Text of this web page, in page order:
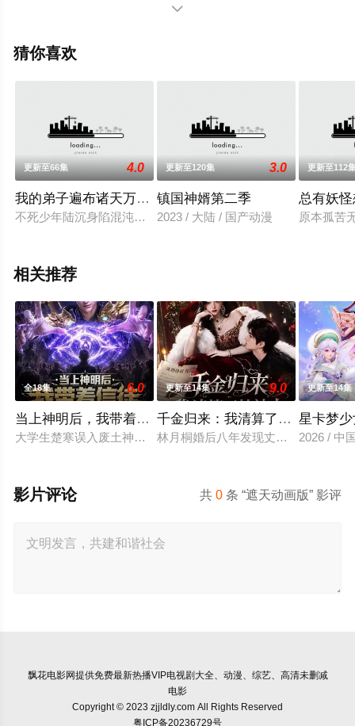
清无删减完整版动漫全集就上飘花影院，更多相关信息可

猜你喜欢
更新至66集 4.0
我的弟子遍布诸天万界动态漫画
不死少年陆沉身陷混沌域绝地百万年，只能依托庞大魂力以神
更新至120集 3.0
镇国神婿第二季
2023 / 大陆 / 国产动漫
更新至112
总有妖
原本孤苦
相关推荐
全18集 6.0
当上神明后，我带着信徒干翻了废土
大学生楚寒误入废土神选游戏，新手保护期即将结束，他急中
更新至14集 9.0
千金归来：我清算了枕边人
林月桐婚后八年发现丈夫顾明轩联合
更新至14集
星卡梦
2026 / 中
共0 条 “遮天动画版” 影评
影片评论
飘花电影网提供免费最新热播VIP电视剧大全、动漫、综艺、高清未删减
电影
Copyright © 2023 zjjldly.com All Rights Reserved
粤ICP备20236729号